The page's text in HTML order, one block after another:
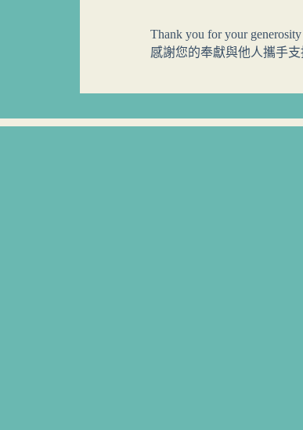
Thank you for your
感謝您的奉獻與他人攜手